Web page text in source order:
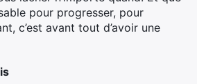
pour progresser, pour
c’est avant tout d’avoir une